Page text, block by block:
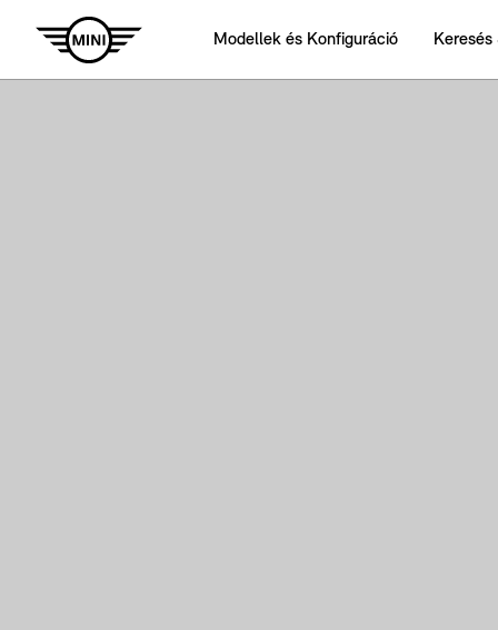
Modellek és Konfiguráció Keresés